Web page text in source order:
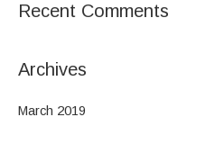
:Recent Comments
Archives
March 2019